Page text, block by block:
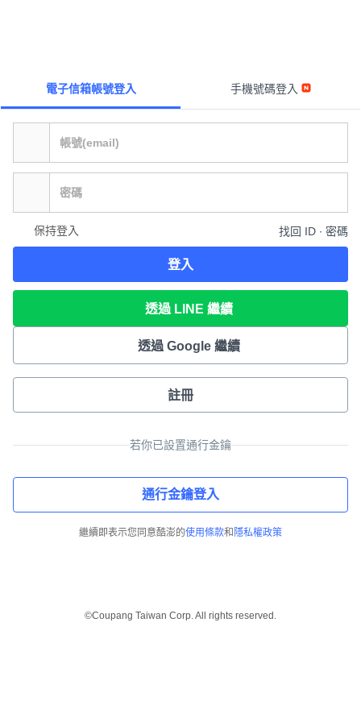
電子信箱帳號登入 手機號碼登入
保持登入 找回 ID ∙ 密碼
登入
透過 LINE 繼續
透過 Google 繼續
註冊
若你已設置通行金鑰
通行金鑰登入
繼續即表示您同意酷澎的使用條款和 隱私權政策
©Coupang Taiwan Corp. All rights reserved.